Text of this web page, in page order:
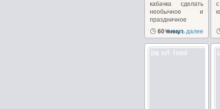
кабачка сделать
необычное и
праздничное
блюдо. Взяв...
60 минут
Читать далее